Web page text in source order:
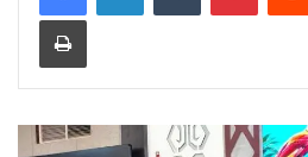
Print